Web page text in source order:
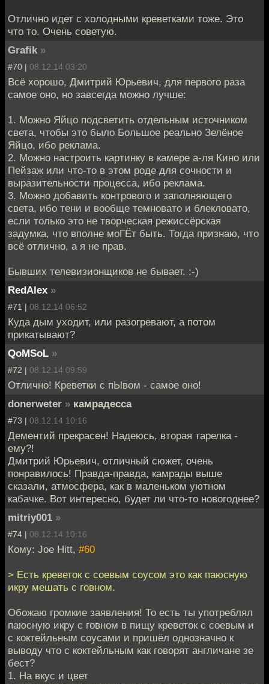
Отлично идет с холодными креветками тоже. Это
что то. Очень советую.
Grafik »
#70 | 08.12.14 03:20
Всё хорошо, Дмитрий Юрьевич, для первого раза
самое оно, но завсегда можно лучше:
1. Можно Яйцо подсветить отдельным источником
света, чтобы это было Большое реально Зелёное
Яйцо, ибо реклама.
2. Можно настроить картинку в камере а-ля Кино или
Пейзаж или что-то в этом роде для сочности и
выразительности процесса, ибо реклама.
3. Можно добавить контрового и заполняющего
света, ибо тени и вообще темновато и блекловато,
если только это не творческая режиссёрская
задумка, что вполне моГЁт быть. Тогда признаю, что
всё отлично, а я не прав.
Бывших телевизионщиков не бывает. :-)
RedAlex »
#71 | 08.12.14 06:52
Куда дым уходит, или разогревают, а потом
прикатывают?
QoMSoL »
#72 | 08.12.14 09:59
Отлично! Креветки с пЫвом - самое оно!
donerweter » камрадесса
#73 | 08.12.14 10:16
Дементий прекрасен! Надеюсь, вторая тарелка -
ему?!
Дмитрий Юрьевич, отличный сюжет, очень
понравилось! Правда-правда, камрады выше
сказали, атмосфера, как в маленьком уютном
кабачке. Вот интересно, будет ли что-то новогоднее?
mitriy001 »
#74 | 08.12.14 10:16
Кому: Joe Hitt, #60
> Есть креветок с соевым соусом это как паюсную
икру мешать с говном.
Обожаю громкие заявления! То есть ты употреблял
паюсную икру с говном в пищу креветок с соевым и
с коктейльным соусами и пришёл однозначно к
выводу что с коктейльным как говорят англичане зе
бест?
1. На вкус и цвет